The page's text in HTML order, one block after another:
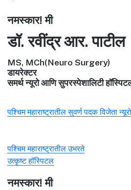
नमस्कार! मी
डॉ. रवींद्र आर. पाटील
MS, MCh(Neuro Surgery)
डायरेक्टर
समर्थ न्यूरो आणि सुपरस्पेशालिटी
पश्चिम महाराष्ट्रातील सुवर्ण पदक विजेता
पश्चिम महाराष्ट्रातील उभरते
उत्कृष्ट हॉस्पिटल
नमस्कार! मी